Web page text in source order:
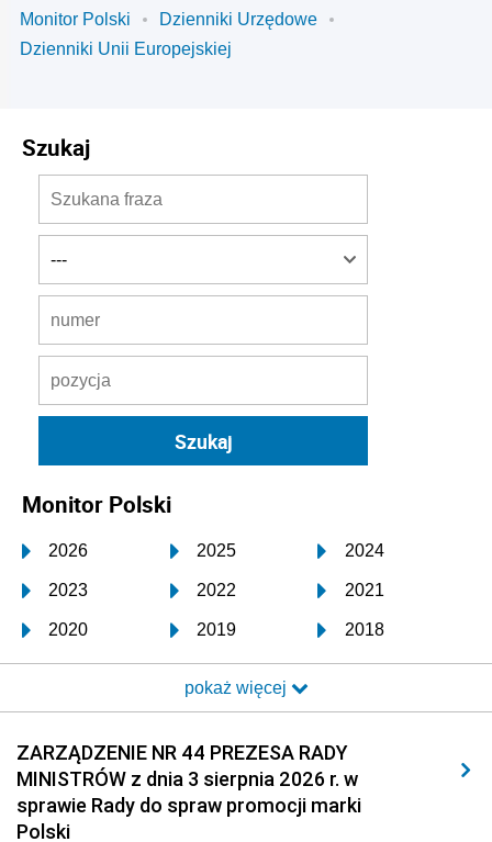
Monitor Polski
Dzienniki Urzędowe
Dzienniki Unii Europejskiej
Szukaj
Monitor Polski
2026 2025 2024
2023 2022 2021
2020 2019 2018
2017 2016 2015
2014 2013 2012
2011 2010 2009
2008 2007 2006
2005
pokaż więcej
ZARZĄDZENIE NR 44 PREZESA RADY
MINISTRÓW z dnia 3 sierpnia 2026 r. w
sprawie Rady do spraw promocji marki
Polski